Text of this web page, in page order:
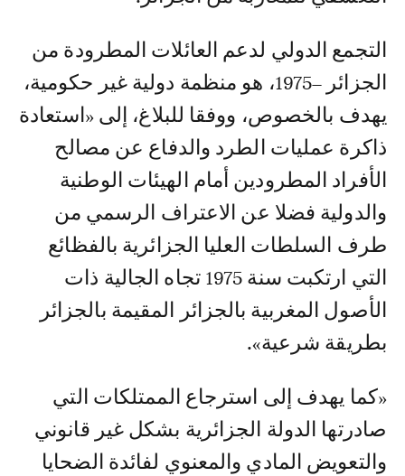
التجمع الدولي لدعم العائلات المطرودة من
الجزائر –1975، هو منظمة دولية غير حكومية،
يهدف بالخصوص، ووفقا للبلاغ، إلى «استعادة
ذاكرة عمليات الطرد والدفاع عن مصالح
الأفراد المطرودين أمام الهيئات الوطنية
والدولية فضلا عن الاعتراف الرسمي من
طرف السلطات العليا الجزائرية بالفظائع
التي ارتكبت سنة 1975 تجاه الجالية ذات
الأصول المغربية بالجزائر المقيمة بالجزائر
بطريقة شرعية».
«كما يهدف إلى استرجاع الممتلكات التي
صادرتها الدولة الجزائرية بشكل غير قانوني
والتعويض المادي والمعنوي لفائدة الضحايا